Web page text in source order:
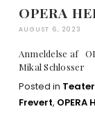
OPERA
AUGUST 6, 2023
Anmeldelse af
Mikal
Posted in Teater
Frevert, OPERA